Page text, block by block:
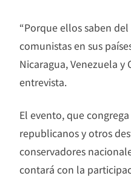
“Porque ellos saben
comunistas en sus
Nicaragua, Venezuela y
entrevista.
El evento, que
republicanos y otros
conservadores
contará con la